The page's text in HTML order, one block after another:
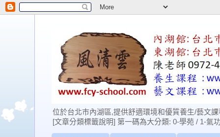
位於台北巿內湖區,提供舒適環境和優質養生/藝文
[文章分類標籤說明] 第一碼為大分類: 0-學苑 / 1-氣